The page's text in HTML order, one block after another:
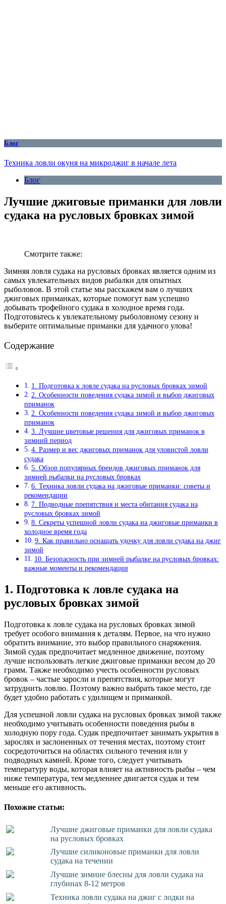
Блог
Техника ловли окуня на микроджиг в начале лета
Блог
Лучшие джиговые приманки для ловли
судака на русловых бровках зимой
Смотрите также:
Зимняя ловля судака на русловых бровках является одним из
самых увлекательных видов рыбалки для опытных
рыболовов. В этой статье мы расскажем вам о лучших
джиговых приманках, которые помогут вам успешно
добывать трофейного судака в холодное время года.
Подготовьтесь к увлекательному рыболовному сезону и
выберите оптимальные приманки для удачного улова!
Содержание
1. Подготовка к ловле судака на русловых бровках зимой
2. Особенности поведения судака зимой и выбор джиговых
приманок
2. Особенности поведения судака зимой и выбор джиговых
приманок
3. Лучшие цветовые решения для джиговых приманок в
зимний период
4. Размер и вес джиговых приманок для уловистой ловли
судака
5. Обзор популярных брендов джиговых приманок для
зимней рыбалки на русловых бровках
6. Техника ловли судака на джиговые приманки: советы и
рекомендации
7. Подводные препятствия и места обитания судака на
русловых бровках зимой
8. Секреты успешной ловли судака на джиговые приманки в
холодное время года
9. Как правильно оснащать удочку для ловли судака на джиг
зимой
10. Безопасность при зимней рыбалке на русловых бровках:
важные моменты и рекомендации
1. Подготовка к ловле судака на
русловых бровках зимой
Подготовка к ловле судака на русловых бровках зимой
требует особого внимания к деталям. Первое, на что нужно
обратить внимание, это выбор правильного снаряжения.
Зимой судак предпочитает медленное движение, поэтому
лучше использовать легкие джиговые приманки весом до 20
грамм. Также необходимо учесть особенности русловых
бровок – частые заросли и препятствия, которые могут
затруднить ловлю. Поэтому важно выбрать такое место, где
будет удобно работать с удилищем и приманкой.
Для успешной ловли судака на русловых бровках зимой также
необходимо учитывать особенности поведения рыбы в
холодную пору года. Судак предпочитает занимать укрытия в
зарослях и заслоненных от течения местах, поэтому стоит
сосредоточиться на областях сильного течения или у
подводных камней. Кроме того, следует учитывать
температуру воды, которая влияет на активность рыбы – чем
ниже температура, тем медленнее двигается судак и тем
меньше его активность.
Похожие статьи:
Лучшие джиговые приманки для ловли судака
на русловых бровках
Лучшие силиконовые приманки для ловли
судака на течении
Лучшие зимние блесны для ловли судака на
глубинах 8-12 метров
Техника ловли судака на джиг с лодки на